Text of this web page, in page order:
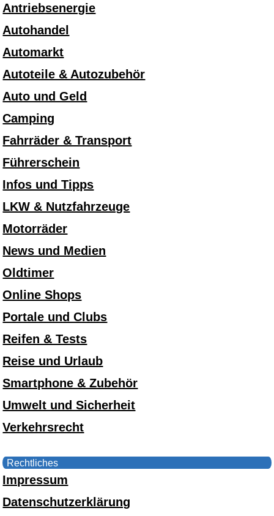
Antriebsenergie
Autohandel
Automarkt
Autoteile & Autozubehör
Auto und Geld
Camping
Fahrräder & Transport
Führerschein
Infos und Tipps
LKW & Nutzfahrzeuge
Motorräder
News und Medien
Oldtimer
Online Shops
Portale und Clubs
Reifen & Tests
Reise und Urlaub
Smartphone & Zubehör
Umwelt und Sicherheit
Verkehrsrecht
Rechtliches
Impressum
Datenschutzerklärung